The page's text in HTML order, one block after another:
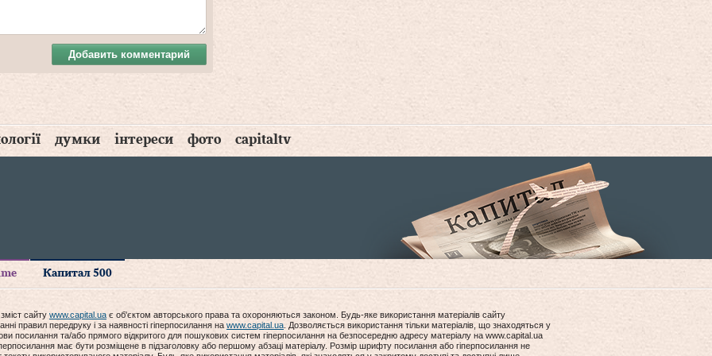
Добавить комментарий
думки інтереси фото capitaltv
Капитал 500
сайту www.capital.ua є об'єктом авторського права та охороняються законом. Будь-яке використання матеріалів сайту
правил передруку і за наявності гіперпосилання на www.capital.ua . Дозволяється використання тільки матеріалів, що знаходяться у
посилання та/або прямого відкритого для пошукових систем гіперпосилання на безпосередню адресу матеріалу на www.capital.ua
має бути розміщене в підзаголовку або першому абзаці матеріалу. Розмір шрифту посилання або гіперпосилання не